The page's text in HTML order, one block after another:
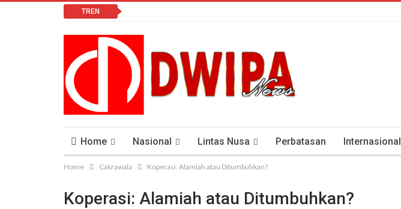
TREN
Home Nasional Lintas Nusa Perbatasan Internasional
Lomba Vlog Cendana News Peduli Kesehatan Antisipasi COVID-19
Home Cakrawala Koperasi: Alamiah atau Ditumbuhkan?
Koperasi: Alamiah atau Ditumbuhkan?